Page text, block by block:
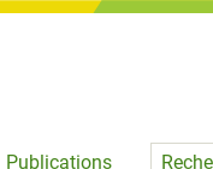
Publications